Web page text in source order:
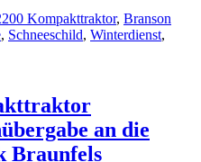
Kompakttraktor, Branson
, Schneeschild, Winterdienst,
an die
Braunfels